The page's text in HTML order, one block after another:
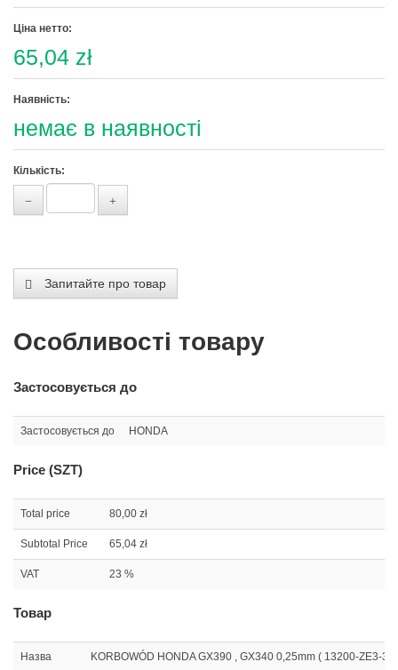
Ціна нетто:
65,04 zł
Наявність:
немає в наявності
Кількість:
Запитайте про товар
Особливості товару
Застосовується до
Застосовується до HONDA
Price (SZT)
Total price 80,00 zł
Subtotal Price 65,04 zł
VAT 23 %
Товар
Назва KORBOWÓD HONDA GX390 , GX340 0,25mm ( 13200-ZE3-